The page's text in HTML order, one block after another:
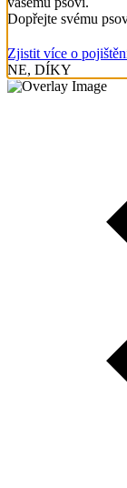
Dopřejte svému
Zjistit více o
NE, DÍKY